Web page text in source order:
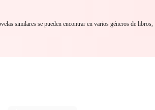
similares se pueden encontrar en varios géneros de libros,